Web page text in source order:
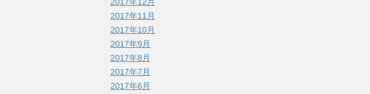
2017年11月
2017年10月
2017年9月
2017年8月
2017年7月
2017年6月